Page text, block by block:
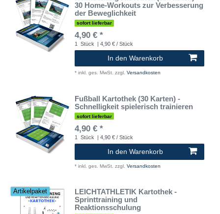
30 Home-Workouts zur Verbesserung
der Beweglichkeit
sofort lieferbar
4,90 € *
1 Stück | 4,90 € / Stück
In den Warenkorb
* inkl. ges. MwSt. zzgl. Versandkosten
Fußball Kartothek (30 Karten) -
Schnelligkeit spielerisch trainieren
sofort lieferbar
4,90 € *
1 Stück | 4,90 € / Stück
In den Warenkorb
* inkl. ges. MwSt. zzgl. Versandkosten
Artikelpaket
LEICHTATHLETIK Kartothek -
Sprinttraining und
Reaktionsschulung